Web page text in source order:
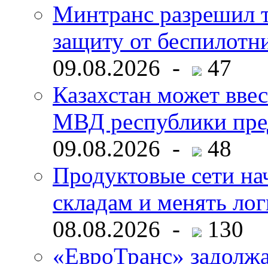
Минтранс разрешил
защиту от
09.08.2026 -
47
Казахстан может
МВД республики
09.08.2026 -
48
Продуктовые сети
складам и менять
08.08.2026 -
130
«ЕвроТранс»